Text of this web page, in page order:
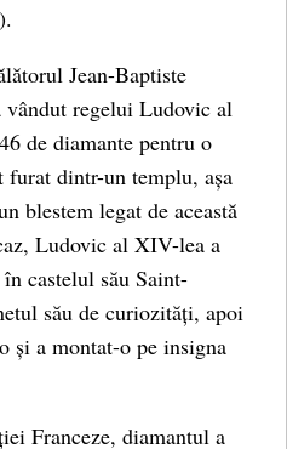
Jean-Baptiste
regelui Ludovic al
de diamante pentru o
furat dintr-un templu, așa
blestem legat de această
Ludovic al XIV-lea a
castelul său Saint-
său de curiozități, apoi
și a montat-o ​​pe insigna
Franceze, diamantul a